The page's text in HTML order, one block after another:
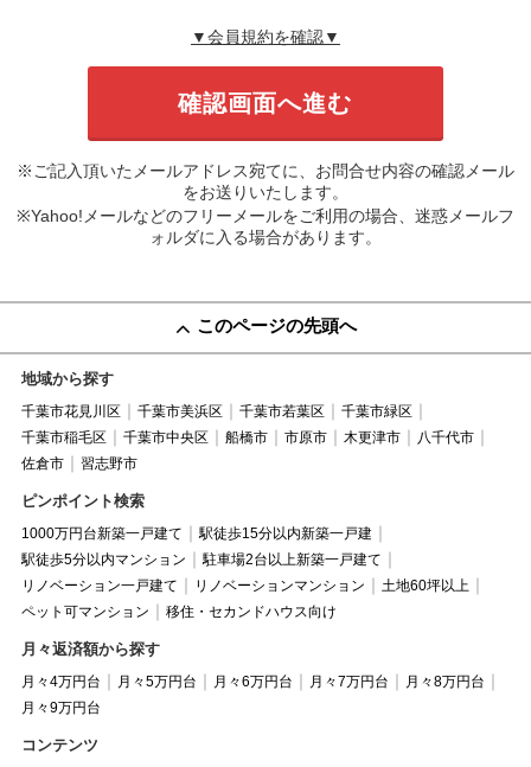
▼会員規約を確認▼
※ご記入頂いたメールアドレス宛てに、お問合せ内容の確認メール
をお送りいたします。
※Yahoo!メールなどのフリーメールをご利用の場合、迷惑メールフ
ォルダに入る場合があります。
このページの先頭へ
地域から探す
千葉市花見川区 千葉市美浜区 千葉市若葉区
千葉市緑区
千葉市稲毛区
千葉市中央区 船橋市 市原市 木更津市
八千代市
佐倉市
習志野市
ピンポイント検索
1000万円台新築一戸建て
駅徒歩15分以内新築一戸建
駅徒歩5分以内マンション
駐車場2台以上新築一戸建て
リノベーション一戸建て
リノベーションマンション
土地60坪以上
ペット可マンション
移住・セカンドハウス向け
月々返済額から探す
月々4万円台 月々5万円台 月々6万円台 月々7万円台
月々8万円台
月々9万円台
コンテンツ